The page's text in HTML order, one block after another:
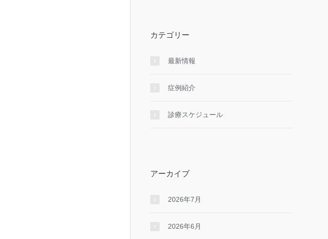
カテゴリー
最新情報
症例紹介
診療スケジュール
アーカイブ
2026年7月
2026年6月